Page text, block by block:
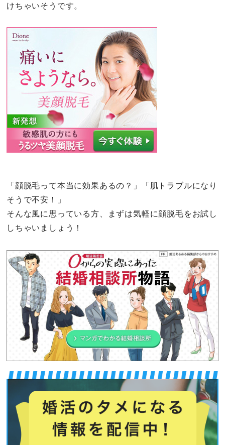
けちゃいそうです。
「顔脱毛って本当に効果あるの？」「肌トラブルになり
そうで不安！」
そんな風に思っている方、まずは気軽に顔脱毛をお試し
しちゃいましょう！